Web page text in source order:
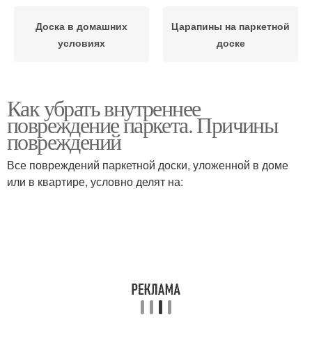
Доска в домашних
условиях
Царапины на паркетной
доске
Как убрать внутреннее
повреждение паркета. Причины
повреждений
Все повреждений паркетной доски, уложенной в доме
или в квартире, условно делят на: